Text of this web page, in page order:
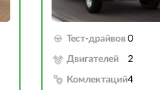
Тест-драйвов 0
Двигателей 2
Комлектаций4